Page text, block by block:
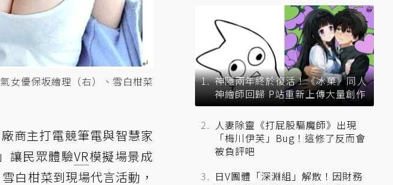
女優保坂繪理（右）、雪白柑菜
商主打電競筆電與智慧家
讓民眾體驗VR模擬場景成
白柑菜到現場代言活動，
神隱兩年終於復活！《冰菓》同人
神繪師回歸 P站重新上傳大量創作
人妻除靈《打屁股驅魔師》出現
「梅川伊芙」Bug！這修了反而會
被負評吧
日V團體「深淵組」解散！因財務